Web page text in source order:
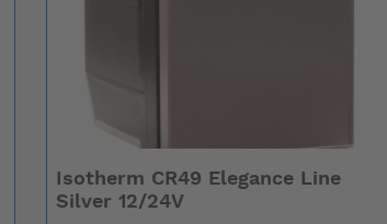
Isotherm CR49 Elegance Line
Silver 12/24V